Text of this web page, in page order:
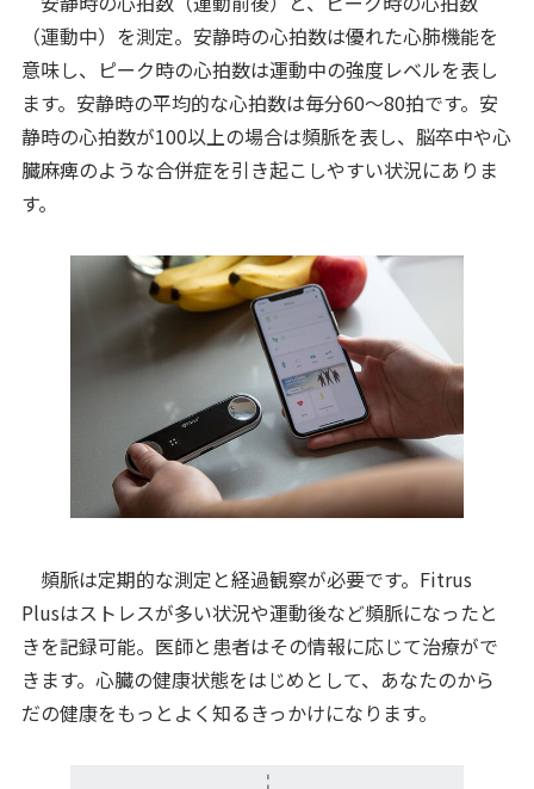
（運動中）を測定。安静時の心拍数は優れた心肺機能を
意味し、ピーク時の心拍数は運動中の強度レベルを表し
ます。安静時の平均的な心拍数は毎分60～80拍です。安
静時の心拍数が100以上の場合は頻脈を表し、脳卒中や心
臓麻痺のような合併症を引き起こしやすい状況にありま
す。
頻脈は定期的な測定と経過観察が必要です。Fitrus
Plusはストレスが多い状況や運動後など頻脈になったと
きを記録可能。医師と患者はその情報に応じて治療がで
きます。心臓の健康状態をはじめとして、あなたのから
だの健康をもっとよく知るきっかけになります。